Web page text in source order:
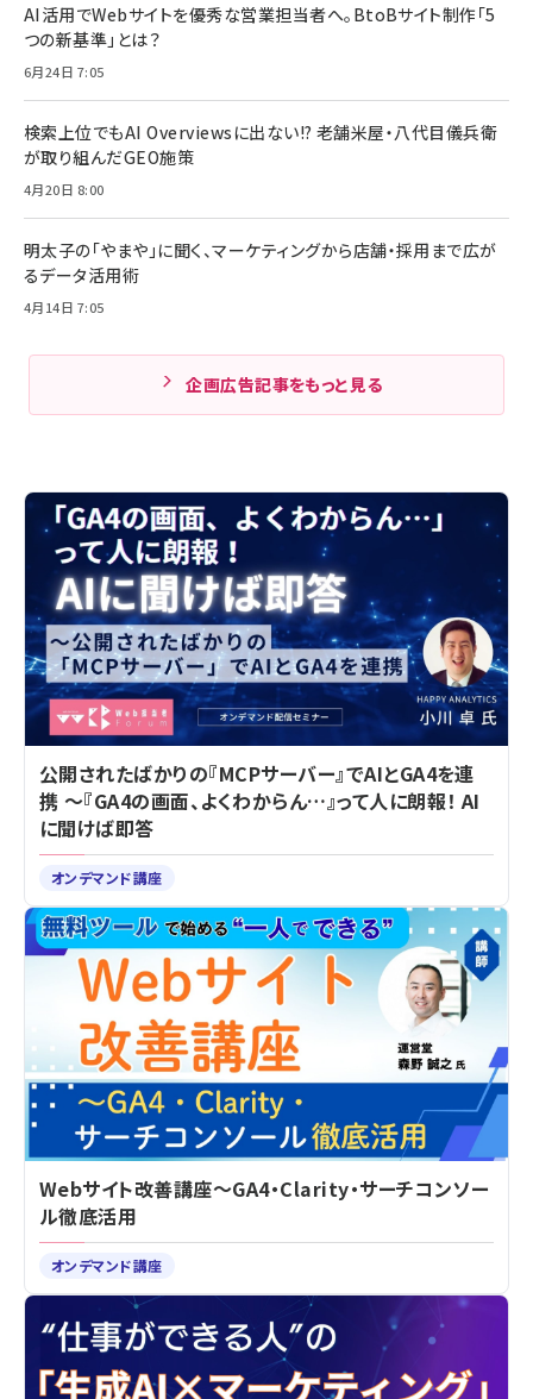
AI活用でWebサイトを優秀な営業担当者へ。BtoBサイト制作「5
つの新基準」とは？
6月24日 7:05
検索上位でもAI Overviewsに出ない!? 老舗米屋・八代目儀兵衛
が取り組んだGEO施策
4月20日 8:00
明太子の「やまや」に聞く、マーケティングから店舗・採用まで広が
るデータ活用術
4月14日 7:05
企画広告記事をもっと見る
公開されたばかりの『MCPサーバー』でAIとGA4を連
携 ～『GA4の画面、よくわからん…』って人に朗報！ AI
に聞けば即答
オンデマンド講座
Webサイト改善講座～GA4・Clarity・サーチコンソー
ル徹底活用
オンデマンド講座